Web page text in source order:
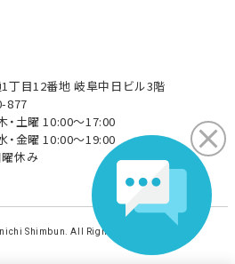
丁目12番地 岐阜中日ビル3階
877
・土曜 10:00～17:00
・金曜 10:00～19:00
休み
Shimbun. All Rights Reserved.